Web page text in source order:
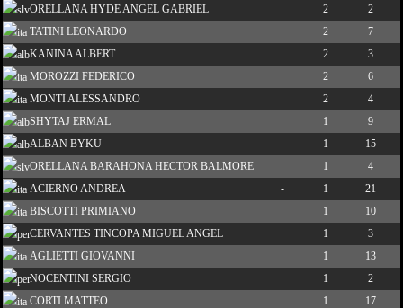
ORELLANA HYDE ANGEL GABRIEL
2
2
TATINI LEONARDO
2
7
KANINA ALBERT
2
3
MOROZZI FEDERICO
2
6
MONTI ALESSANDRO
2
4
SHYTAJ ERMAL
1
9
ALBAN BYKU
1
15
ORELLANA BARAHONA HECTOR BALMORE
1
4
ACIERNO ANDREA
- 1
21
BISCOTTI PRIMIANO
1
10
CERVANTES TINCOPA MIGUEL ANGEL
1
3
AGLIETTI GIOVANNI
1
13
NOCENTINI SERGIO
1
2
CORTI MATTEO
1
17